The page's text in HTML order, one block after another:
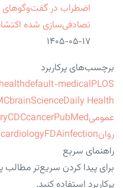
اضطراب در
تصادفی‌سازی شده
۱۴۰۵-۰۵-۱۷
برچسب‌های پرکاربرد
default-medicalPLOS
brainScienceDaily Health
عمومی
CDCcancerPubMed
روان
cardiologyFDAinfection
راهنمای سریع
برای پیدا کردن سریع‌تر
پرکاربرد استفاده کنید.